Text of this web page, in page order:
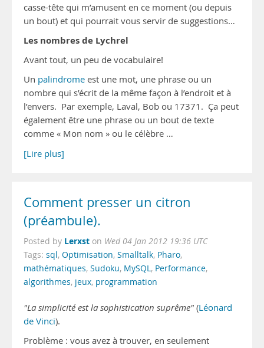
casse-tête qui m’amusent en ce moment (ou depuis
un bout) et qui pourrait vous servir de suggestions…
Les nombres de Lychrel
Avant tout, un peu de vocabulaire!
Un palindrome est une mot, une phrase ou un
nombre qui s’écrit de la même façon à l’endroit et à
l’envers. Par exemple, Laval, Bob ou 17371. Ça peut
également être une phrase ou un bout de texte
comme « Mon nom » ou le célèbre …
[Lire plus]
Comment presser un citron
(préambule).
Posted by Lerxst on Wed 04 Jan 2012 19:36 UTC
Tags: sql, Optimisation, Smalltalk, Pharo,
mathématiques, Sudoku, MySQL, Performance,
algorithmes, jeux, programmation
"La simplicité est la sophistication suprême" (Léonard
de Vinci).
Problème : vous avez à trouver, en seulement